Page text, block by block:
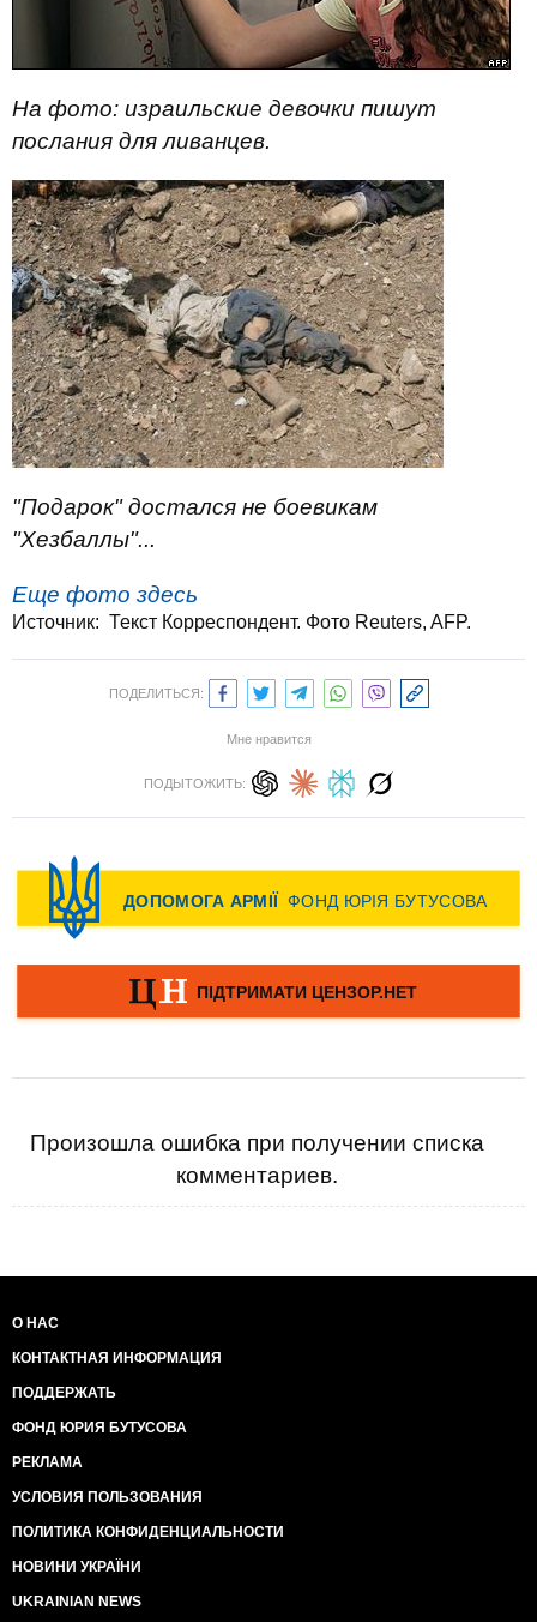
На фото: израильские девочки пишут
послания для ливанцев.
"Подарок" достался не боевикам
"Хезбаллы"...
Еще фото здесь
Источник: Текст Корреспондент. Фото Reuters, AFP.
ПОДЕЛИТЬСЯ:
Мне нравится
ПОДЫТОЖИТЬ:
Произошла ошибка при получении списка
комментариев.
О НАС
КОНТАКТНАЯ ИНФОРМАЦИЯ
ПОДДЕРЖАТЬ
ФОНД ЮРИЯ БУТУСОВА
РЕКЛАМА
УСЛОВИЯ ПОЛЬЗОВАНИЯ
ПОЛИТИКА КОНФИДЕНЦИАЛЬНОСТИ
НОВИНИ УКРАЇНИ
UKRAINIAN NEWS